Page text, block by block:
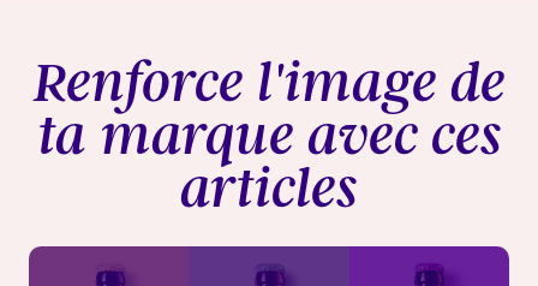
Renforce l'image de
ta marque avec ces
articles